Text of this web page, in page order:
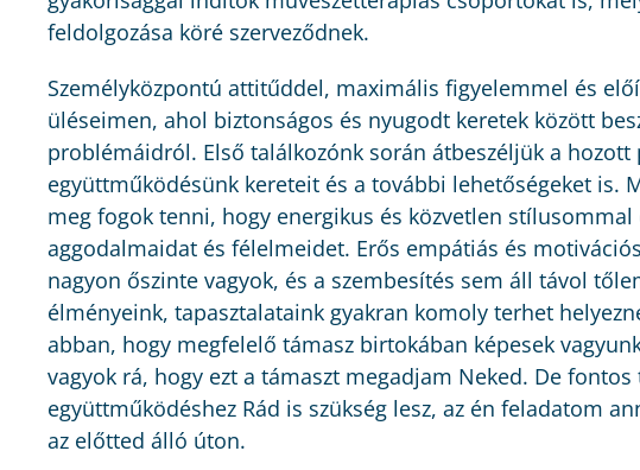
feldolgozása köré szerveződnek.
Személyközpontú attitűddel, maximális figyelemmel és
üléseimen, ahol biztonságos és nyugodt keretek között
problémáidról. Első találkozónk során átbeszéljük a hozott
együttműködésünk kereteit és a további lehetőségeket is.
meg fogok tenni, hogy energikus és közvetlen stílusommal
aggodalmaidat és félelmeidet. Erős empátiás és
nagyon őszinte vagyok, és a szembesítés sem áll távol
élményeink, tapasztalataink gyakran komoly terhet
abban, hogy megfelelő támasz birtokában képesek
vagyok rá, hogy ezt a támaszt megadjam Neked. De
együttműködéshez Rád is szükség lesz, az én feladatom
az előtted álló úton.